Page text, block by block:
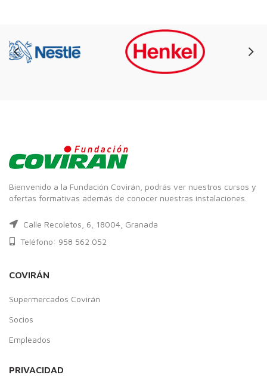
Bienvenido a la Fundación Covirán, podrás ver nuestros cursos y
ofertas formativas además de conocer nuestras instalaciones.
Calle Recoletos, 6, 18004, Granada
Teléfono: 958 562 052
COVIRÁN
Supermercados Covirán
Socios
Empleados
PRIVACIDAD